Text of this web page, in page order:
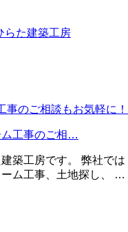
らた建築工房
ム工事のご相…
築工房です。 弊社では
ム工事、土地探し、 …